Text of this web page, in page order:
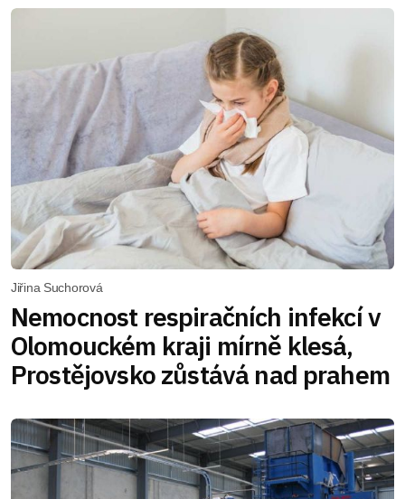
Jiřina Suchorová
Nemocnost respiračních infekcí v
Olomouckém kraji mírně klesá,
Prostějovsko zůstává nad prahem